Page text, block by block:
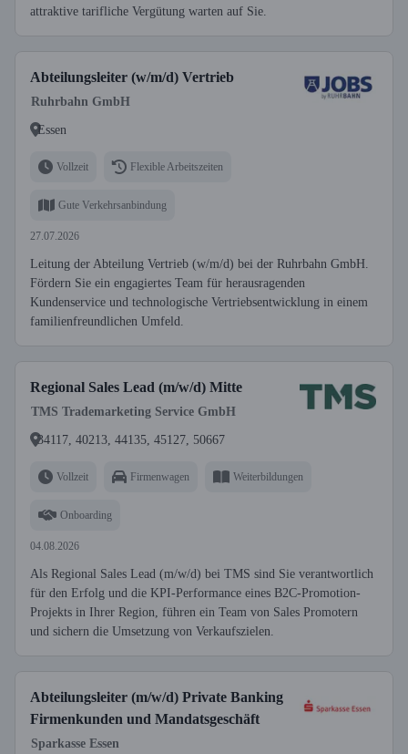
attraktive tarifliche Vergütung warten auf Sie.
Abteilungsleiter (w/m/d) Vertrieb
Ruhrbahn GmbH
Essen
Vollzeit Flexible Arbeitszeiten
Gute Verkehrsanbindung
27.07.2026
Leitung der Abteilung Vertrieb (w/m/d) bei der Ruhrbahn GmbH.
Fördern Sie ein engagiertes Team für herausragenden
Kundenservice und technologische Vertriebsentwicklung in einem
familienfreundlichen Umfeld.
Regional Sales Lead (m/w/d) Mitte
TMS Trademarketing Service GmbH
34117, 40213, 44135, 45127, 50667
Vollzeit Firmenwagen Weiterbildungen
Onboarding
04.08.2026
Als Regional Sales Lead (m/w/d) bei TMS sind Sie verantwortlich
für den Erfolg und die KPI-Performance eines B2C-Promotion-
Projekts in Ihrer Region, führen ein Team von Sales Promotern
und sichern die Umsetzung von Verkaufszielen.
Abteilungsleiter (m/w/d) Private Banking
Firmenkunden und Mandatsgeschäft
Sparkasse Essen